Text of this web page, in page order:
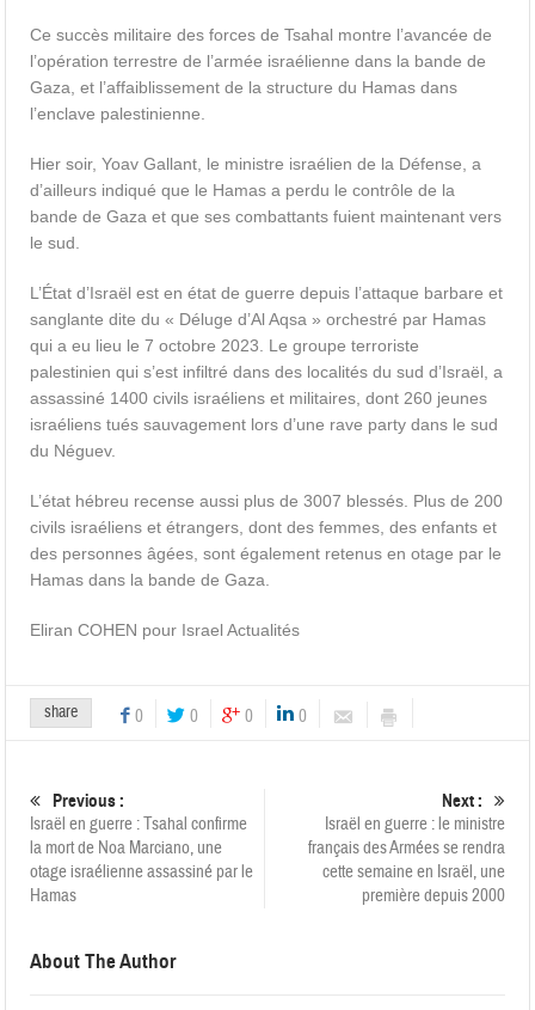
Ce succès militaire des forces de Tsahal montre l’avancée de
l’opération terrestre de l’armée israélienne dans la bande de
Gaza, et l’affaiblissement de la structure du Hamas dans
l’enclave palestinienne.
Hier soir, Yoav Gallant, le ministre israélien de la Défense, a
d’ailleurs indiqué que le Hamas a perdu le contrôle de la
bande de Gaza et que ses combattants fuient maintenant vers
le sud.
L’État d’Israël est en état de guerre depuis l’attaque barbare et
sanglante dite du « Déluge d’Al Aqsa » orchestré par Hamas
qui a eu lieu le 7 octobre 2023. Le groupe terroriste
palestinien qui s’est infiltré dans des localités du sud d’Israël, a
assassiné 1400 civils israéliens et militaires, dont 260 jeunes
israéliens tués sauvagement lors d’une rave party dans le sud
du Néguev.
L’état hébreu recense aussi plus de 3007 blessés. Plus de 200
civils israéliens et étrangers, dont des femmes, des enfants et
des personnes âgées, sont également retenus en otage par le
Hamas dans la bande de Gaza.
Eliran COHEN pour Israel Actualités
share 0 0 0 0
Previous :
Israël en guerre : Tsahal confirme
la mort de Noa Marciano, une
otage israélienne assassiné par le
Hamas
Next :
Israël en guerre : le ministre
français des Armées se rendra
cette semaine en Israël, une
première depuis 2000
About The Author